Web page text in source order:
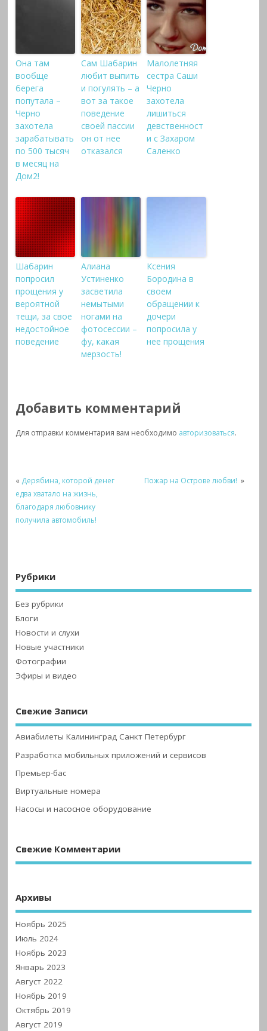
Она там
вообще
берега
попутала –
Черно
захотела
зарабатывать
по 500 тысяч
в месяц на
Дом2!
Сам Шабарин
любит выпить
и погулять – а
вот за такое
поведение
своей пассии
он от нее
отказался
Малолетняя
сестра Саши
Черно
захотела
лишиться
девственност
и с Захаром
Саленко
Шабарин
попросил
прощения у
вероятной
тещи, за свое
недостойное
поведение
Алиана
Устиненко
засветила
немытыми
ногами на
фотосессии –
фу, какая
мерзость!
Ксения
Бородина в
своем
обращении к
дочери
попросила у
нее прощения
Добавить комментарий
Для отправки комментария вам необходимо авторизоваться.
« Дерябина, которой денег
едва хватало на жизнь,
благодаря любовнику
получила автомобиль!
Пожар на Острове любви! »
Рубрики
Без рубрики
Блоги
Новости и слухи
Новые участники
Фотографии
Эфиры и видео
Свежие Записи
Авиабилеты Калининград Санкт Петербург
Разработка мобильных приложений и сервисов
Премьер-бас
Виртуальные номера
Насосы и насосное оборудование
Свежие Комментарии
Архивы
Ноябрь 2025
Июль 2024
Ноябрь 2023
Январь 2023
Август 2022
Ноябрь 2019
Октябрь 2019
Август 2019